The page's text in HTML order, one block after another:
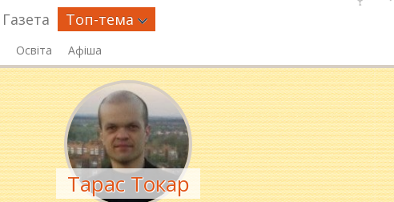
Газета Топ-тема
Освіта Афіша
Тарас Токар